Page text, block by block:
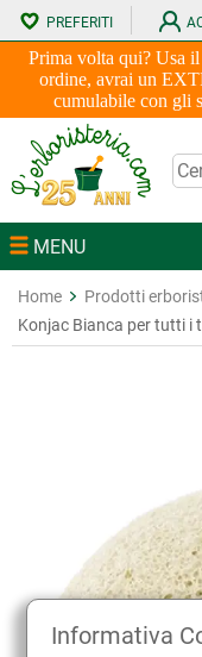
Informativa
Prima volta qui? Usa
ordine, avrai un
cumulabile con gli
PREFERITI
MENU
Home Prodotti
Konjac Bianca per tutti i